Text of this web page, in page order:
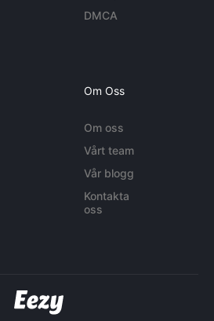
DMCA
Om Oss
Om oss
Vårt team
Vår blogg
Kontakta
oss